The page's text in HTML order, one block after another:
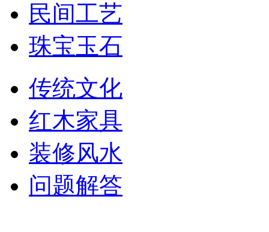
民间工艺
珠宝玉石
传统文化
红木家具
装修风水
问题解答